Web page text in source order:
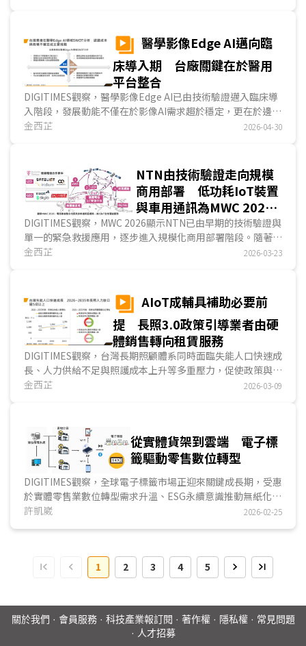
到什麼程度，取決於業者在衝突爆發前已累積的架構投資，而
非衝突發生後能緊急調動的資源。...醫學影像Edge AI邁向臨
床導入期 台廠關鍵在於醫用
平台整合
DIGITIMES觀察，醫學影像Edge AI已由技術驗證邁入臨床導
入階段，發展動能不僅在於影像AI需求趨於穩定，更在於邊緣
推論有效縮短急重症決策時間，推動醫療影像系統轉向即時處
礎；然而醫材認證與系統整合的法規要求，仍是目前推動商用
化最主要的障礙。...
金西芷 2026-04-30
NTN由技術驗證走向規模
商用部署 低功耗IoT裝置
與車用通訊為MWC 2026
展出焦點
DIGITIMES觀察，MWC 2026顯示NTN已由早期的技術驗證與
單一的緊急救援應用，逐步進入規模化商用部署階段。隨著
3GPP Release 17/18標準逐步落地，NTN技術開始進入與蜂
金西芷 2026-03-23
AIoT成輔具補助必要前
提 長照3.0政策引導業者由硬
體銷售轉向租賃服務
DIGITIMES觀察，台灣長期照顧體系同時面臨失能人口快速成
長、人力供給不足與照護成本上升等多重壓力，促使政策與產
業必須尋求結構性調整。長照3.0在制度設計上，透過...
金西芷 2026-03-09
從實體貨架到雲端 電子標
籤驅動零售數位轉型
DIGITIMES觀察，全球電子標籤市場正迎來關鍵成長期，受惠
於實體零售業數位轉型需求升溫、ESG永續意識推動無紙化進
程，以及國際零售巨頭大規模採購所帶動的示範效應，電子標
2028年累計出貨量將突破30億個。目前全球電子標籤平均市
場滲透率約為11%，歐洲以25%領先，其中，挪威高達
70%、法國46%、德國41%、北美約為11%，亞太地區則普
許凱崴 2026-02-25
1 2 3 4 5
關於我們 · 會員服務· 科技產業報訂閱 · 著作權· 隱私權· 常見問題
· 人才招募